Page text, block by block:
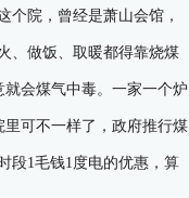
院，曾经是萧山会馆，
、做饭、取暖都得靠烧煤
会煤气中毒。一家一个炉
可不一样了，政府推行煤
段1毛钱1度电的优惠，算